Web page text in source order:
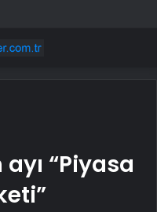
ayı “Piyasa